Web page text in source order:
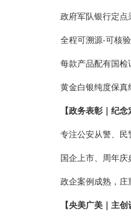
政府军队银行定点
全程可溯源-可核
每款产品配有国检
黄金白银纯度保真
【政务表彰｜纪念
专注公安从警、民
国企上市、周年
政企案例成熟，
【央美广美｜主创